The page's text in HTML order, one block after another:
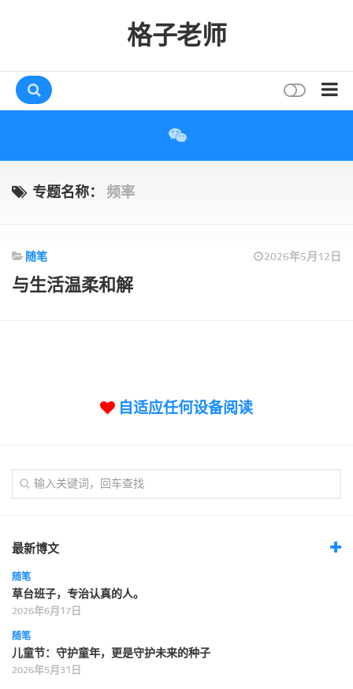
格子老师
互动
友情链接
专题名称： 频率
随笔 2026年5月12日
与生活温柔和解
自适应任何设备阅读
最新博文
随笔
草台班子，专治认真的人。
2026年6月17日
随笔
儿童节：守护童年，更是守护未来的种子
2026年5月31日